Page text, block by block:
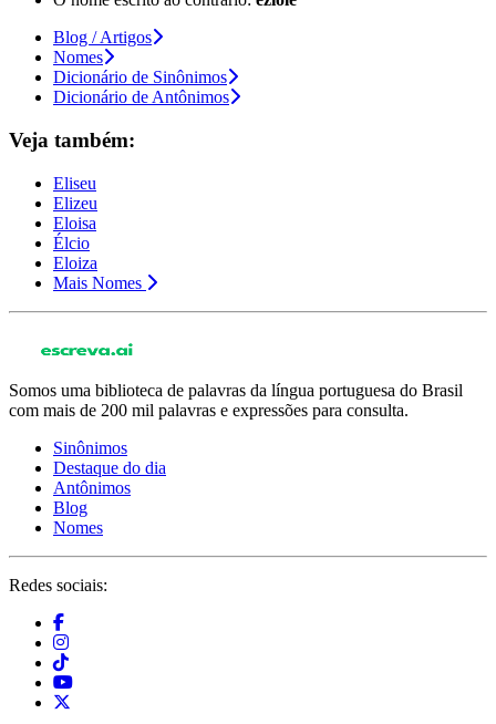
Blog / Artigos
Nomes
Dicionário de Sinônimos
Dicionário de Antônimos
Veja também:
Eliseu
Elizeu
Eloisa
Élcio
Eloiza
Mais Nomes
Somos uma biblioteca de palavras da língua portuguesa do Brasil
com mais de 200 mil palavras e expressões para consulta.
Sinônimos
Destaque do dia
Antônimos
Blog
Nomes
Redes sociais: